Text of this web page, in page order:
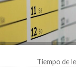
Tiempo de